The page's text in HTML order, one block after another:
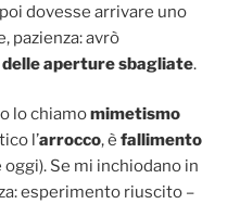
dovesse arrivare uno
pazienza: avrò
aperture sbagliate.
lo chiamomimetismo
l’arrocco, è fallimento
Se mi inchiodano in
esperimento riuscito –